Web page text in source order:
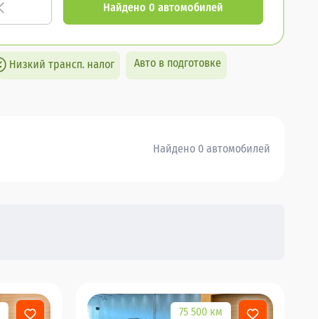
Найдено 0 автомобилей
Низкий трансп. налог Авто в подготовке
Найдено 0 автомобилей
75 500 км